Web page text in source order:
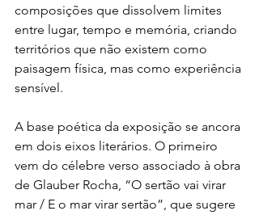
composições que dissolvem limites
entre lugar, tempo e memória, criando
territórios que não existem como
paisagem física, mas como experiência
sensível.
A base poética da exposição se ancora
em dois eixos literários. O primeiro
vem do célebre verso associado à obra
de Glauber Rocha, “O sertão vai virar
mar / E o mar virar sertão”, que sugere